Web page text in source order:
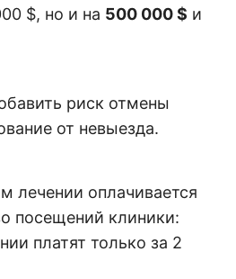
$, но и на 500 000 $ и
риск отмены
от невыезда.
лечении оплачивается
посещений клиники:
платят только за 2